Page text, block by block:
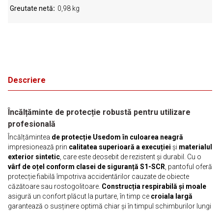
Descriere
Încălțăminte de protecție robustă pentru utilizare
profesională
Încălțămintea de protecție Usedom în culoarea neagră
impresionează prin calitatea superioară a execuției și materialul
exterior sintetic , care este deosebit de rezistent și durabil. Cu o
vârf de oțel conform clasei de siguranță S1-SCR , pantoful oferă
protecție fiabilă împotriva accidentărilor cauzate de obiecte
căzătoare sau rostogolitoare. Construcția respirabilă și moale
asigură un confort plăcut la purtare, în timp ce croiala largă
garantează o susținere optimă chiar și în timpul schimburilor lungi
Greutate netă 0,98 kg